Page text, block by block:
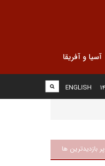
آسیا و آفریقا
ENGLISH
پر بازدیدترین ها